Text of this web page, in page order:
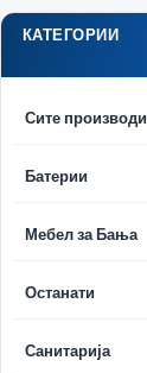
КАТЕГОРИИ
Сите производи
Батерии
Мебел за Бања
Останати
Санитарија